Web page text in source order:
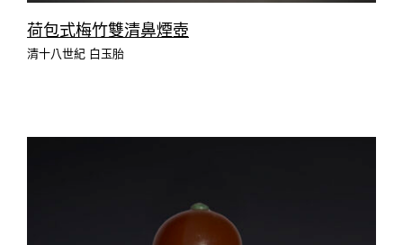
荷包式梅竹雙清鼻煙壺
清十八世紀 白玉胎